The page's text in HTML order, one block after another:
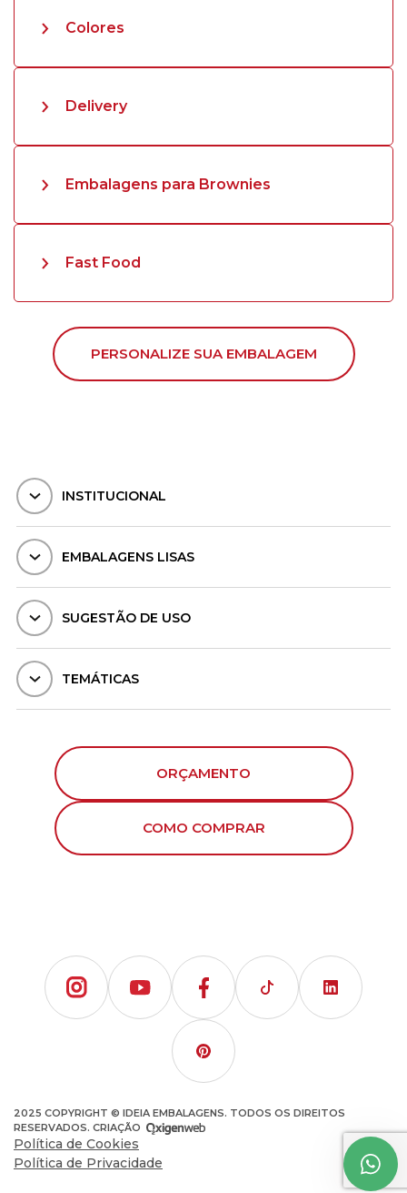
Colores
Delivery
Embalagens para Brownies
Fast Food
PERSONALIZE SUA EMBALAGEM
INSTITUCIONAL
EMBALAGENS LISAS
SUGESTÃO DE USO
TEMÁTICAS
ORÇAMENTO
COMO COMPRAR
2025 COPYRIGHT © IDEIA EMBALAGENS. TODOS OS DIREITOS
RESERVADOS. CRIAÇÃO
Política de Cookies
Política de Privacidade